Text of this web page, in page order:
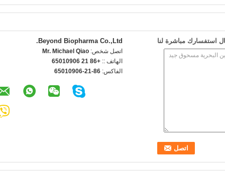
Beyond Biopharma Co.,Ltd.
اتصل شخص: Mr. Michael Qiao
الهاتف :: +86 21 65010906
الفاكس: 86-21-65010906
استفسارك مباشرة لنا